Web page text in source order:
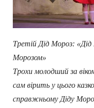
Третій Дід Мороз:
Морозом»
Трохи молодший за
сам вірить у цього
справжньому Діду